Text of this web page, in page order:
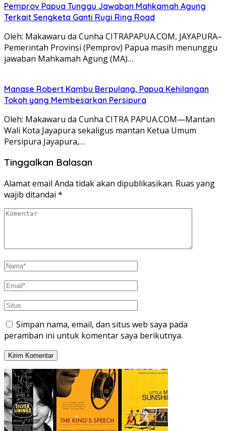
Pemprov Papua Tunggu Jawaban Mahkamah Agung
Terkait Sengketa Ganti Rugi Ring Road
Oleh: Makawaru da Cunha CITRAPAPUA.COM, JAYAPURA–
Pemerintah Provinsi (Pemprov) Papua masih menunggu
jawaban Mahkamah Agung (MA)…
Manase Robert Kambu Berpulang, Papua Kehilangan
Tokoh yang Membesarkan Persipura
Oleh: Makawaru da Cunha CITRA PAPUA.COM—Mantan
Wali Kota Jayapura sekaligus mantan Ketua Umum
Persipura Jayapura,…
Tinggalkan Balasan
Alamat email Anda tidak akan dipublikasikan. Ruas yang
wajib ditandai *
Simpan nama, email, dan situs web saya pada
peramban ini untuk komentar saya berikutnya.